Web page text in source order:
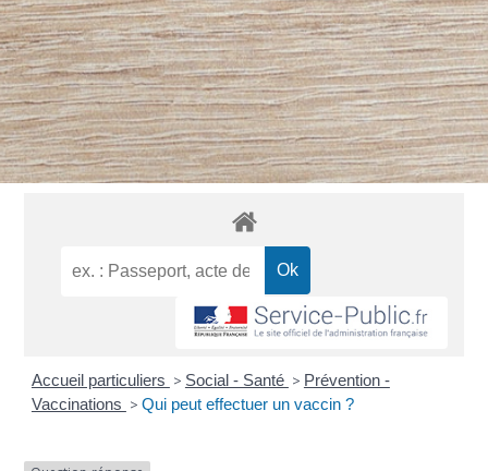
Accueil particuliers > Social - Santé > Prévention -
Vaccinations > Qui peut effectuer un vaccin ?